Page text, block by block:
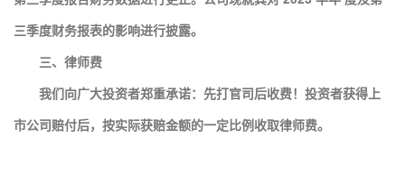
三季度财务报表的影响进行披露。
三、律师费
我们向广大投资者郑重承诺：先打官司后收费！投资者获得上
市公司赔付后，按实际获赔金额的一定比例收取律师费。